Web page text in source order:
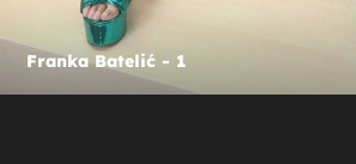
Franka Batelić - 1